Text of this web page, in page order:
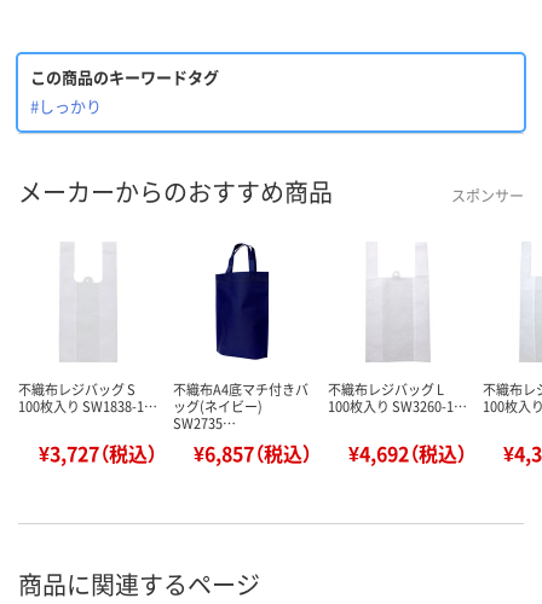
この商品のキーワードタグ
#しっかり
メーカーからのおすすめ商品 スポンサー
不織布レジバッグ S
100枚入り SW1838-1…
¥3,727（税込）
不織布A4底マチ付きバ
ッグ(ネイビー)
SW2735…
¥6,857（税込）
不織布レジバッグ L
100枚入り SW3260-1…
¥4,692（税込）
不織布レ
100枚入
商品に関連するページ